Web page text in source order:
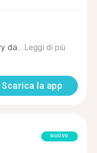
da...Leggi di più
Scarica la app
NUOVO